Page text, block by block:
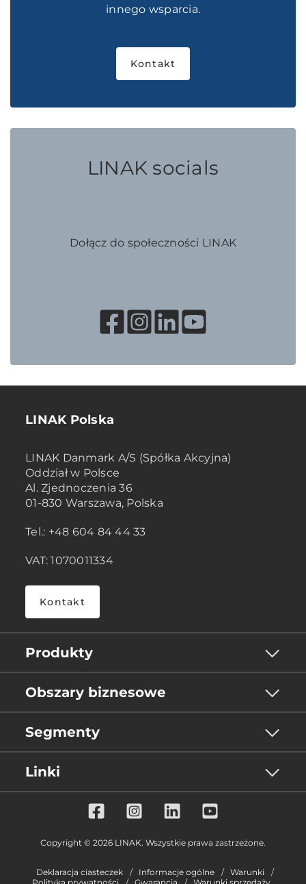
innego wsparcia.
Kontakt
LINAK socials
Dołącz do społeczności LINAK
LINAK Polska
LINAK Danmark A/S (Spółka Akcyjna)
Oddział w Polsce
Al. Zjednoczenia 36
01-830 Warszawa, Polska
Tel.: +48 604 84 44 33
VAT: 1070011334
Kontakt
Produkty
Obszary biznesowe
Segmenty
Linki
Copyright © 2026 LINAK. Wszystkie prawa zastrzeżone.
Deklaracja ciasteczek Informacje ogólne
Warunki